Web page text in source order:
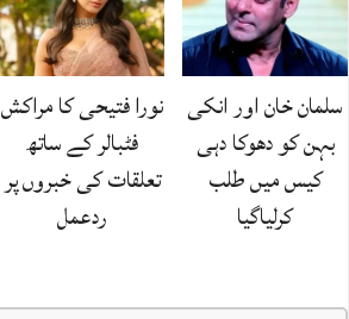
سلمان خان اور انکی
بہن کو دھوکا دہی
کیس میں طلب
کرلیاگیا
نورا فتیحی کا مراکش
فٹبالر کے ساتھ
تعلقات کی خبروں پر
ردعمل